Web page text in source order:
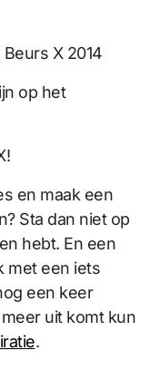
X 2014
op het
en maak een
Sta dan niet op
hebt. En een
met een iets
een keer
uit komt kun
.